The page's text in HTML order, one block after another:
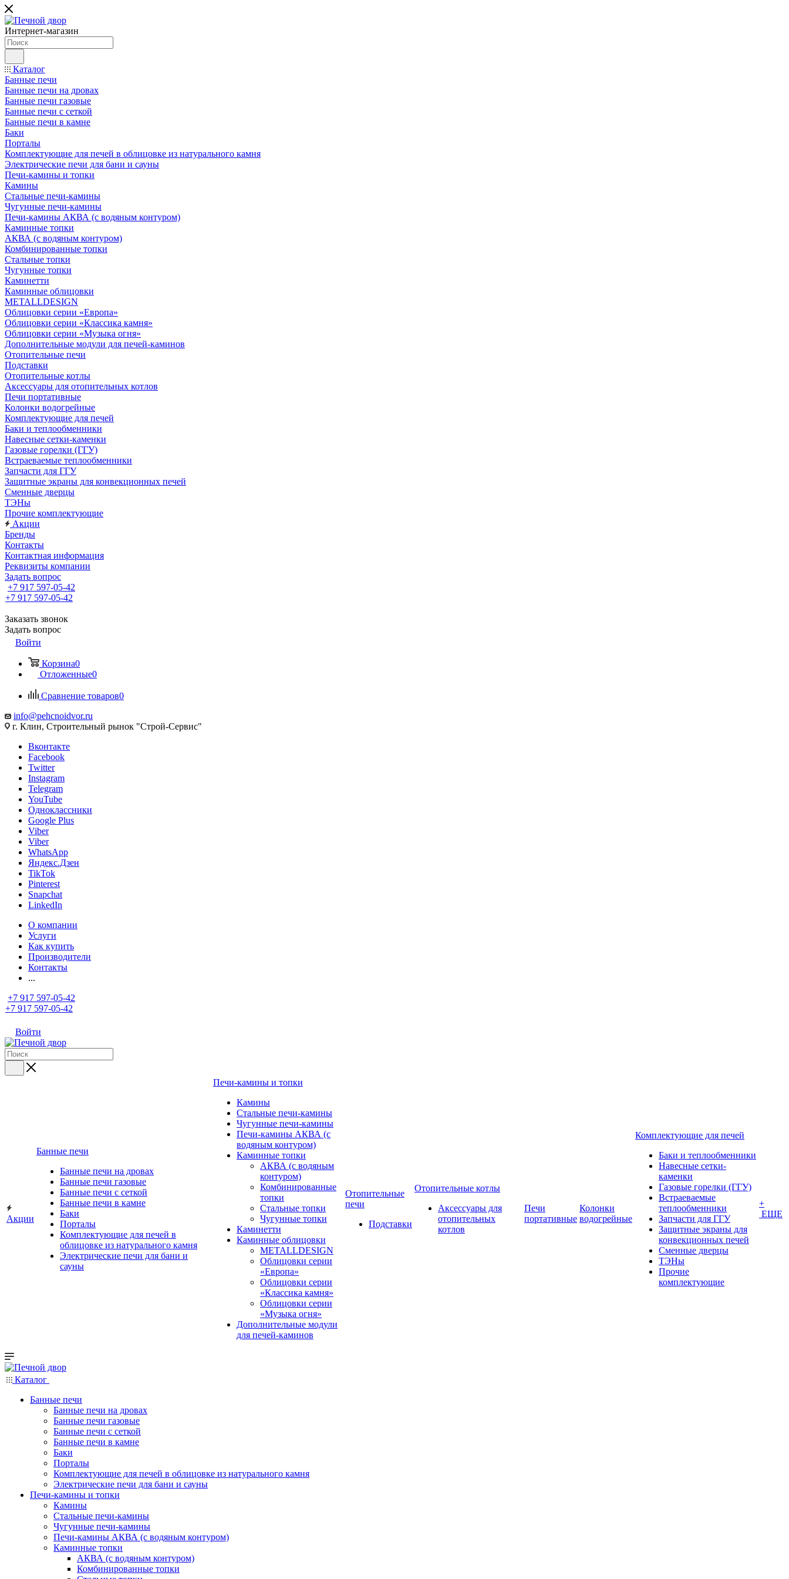
Интернет-магазин
Каталог
Банные печи
Банные печи на дровах
Банные печи газовые
Банные печи с сеткой
Банные печи в камне
Баки
Порталы
Комплектующие для печей в облицовке из натурального камня
Электрические печи для бани и сауны
Печи-камины и топки
Камины
Стальные печи-камины
Чугунные печи-камины
Печи-камины АКВА (с водяным контуром)
Каминные топки
АКВА (с водяным контуром)
Комбинированные топки
Стальные топки
Чугунные топки
Каминетти
Каминные облицовки
METALLDESIGN
Облицовки серии «Европа»
Облицовки серии «Классика камня»
Облицовки серии «Музыка огня»
Дополнительные модули для печей-каминов
Отопительные печи
Подставки
Отопительные котлы
Аксессуары для отопительных котлов
Печи портативные
Колонки водогрейные
Комплектующие для печей
Баки и теплообменники
Навесные сетки-каменки
Газовые горелки (ГГУ)
Встраеваемые теплообменники
Запчасти для ГГУ
Защитные экраны для конвекционных печей
Сменные дверцы
ТЭНы
Прочие комплектующие
Акции
Бренды
Контакты
Контактная информация
Реквизиты компании
Задать вопрос
+7 917 597-05-42
+7 917 597-05-42
Заказать звонок
Задать вопрос
Войти
Корзина0
Отложенные0
Сравнение товаров0
info@pehcnoidvor.ru
г. Клин, Строительный рынок "Строй-Сервис"
Вконтакте
Facebook
Twitter
Instagram
Telegram
YouTube
Одноклассники
Google Plus
Viber
Viber
WhatsApp
Яндекс.Дзен
TikTok
Pinterest
Snapchat
LinkedIn
О компании
Услуги
Как купить
Производители
Контакты
...
+7 917 597-05-42
+7 917 597-05-42
Войти
Акции
Банные печи
Банные печи на дровах
Банные печи газовые
Банные печи с сеткой
Банные печи в камне
Баки
Порталы
Комплектующие для печей в
облицовке из натурального камня
Электрические печи для бани и
сауны
Печи-камины и топки
Камины
Стальные печи-камины
Чугунные печи-камины
Печи-камины АКВА (с
водяным контуром)
Каминные топки
АКВА (с водяным
контуром)
Комбинированные
топки
Стальные топки
Чугунные топки
Каминетти
Каминные облицовки
METALLDESIGN
Облицовки серии
«Европа»
Облицовки серии
«Классика камня»
Облицовки серии
«Музыка огня»
Дополнительные модули
для печей-каминов
Отопительные
печи
Подставки
Отопительные котлы
Аксессуары для
отопительных
котлов
Печи
портативные
Колонки
водогрейные
Комплектующие для печей
Баки и теплообменники
Навесные сетки-
каменки
Газовые горелки (ГГУ)
Встраеваемые
теплообменники
Запчасти для ГГУ
Защитные экраны для
конвекционных печей
Сменные дверцы
ТЭНы
Прочие
комплектующие
+
ЕЩЕ
Каталог
Банные печи
Банные печи на дровах
Банные печи газовые
Банные печи с сеткой
Банные печи в камне
Баки
Порталы
Комплектующие для печей в облицовке из натурального камня
Электрические печи для бани и сауны
Печи-камины и топки
Камины
Стальные печи-камины
Чугунные печи-камины
Печи-камины АКВА (с водяным контуром)
Каминные топки
АКВА (с водяным контуром)
Комбинированные топки